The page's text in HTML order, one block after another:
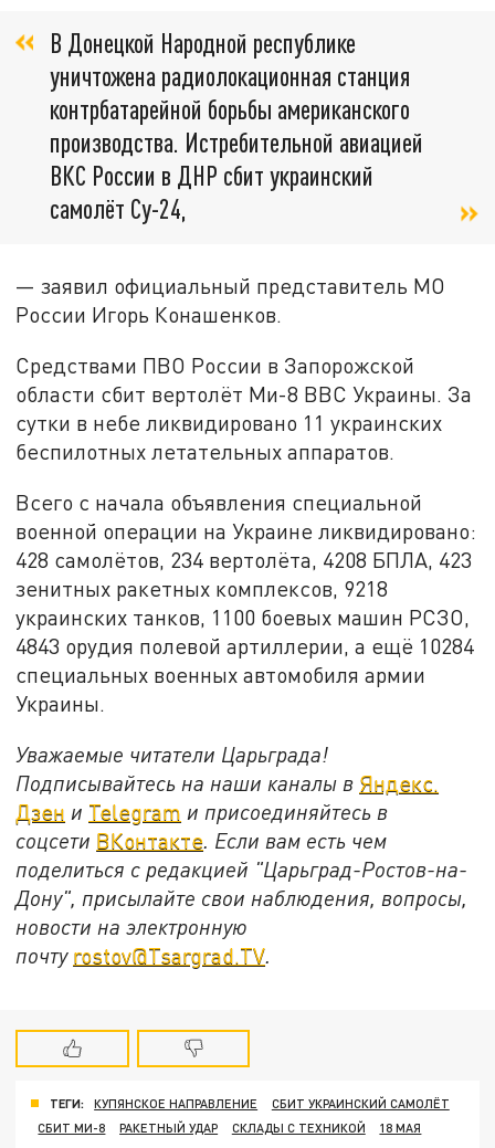
В Донецкой Народной республике
уничтожена радиолокационная станция
контрбатарейной борьбы американского
производства. Истребительной авиацией
ВКС России в ДНР сбит украинский
самолёт Су-24,
— заявил официальный представитель МО
России Игорь Конашенков.
Средствами ПВО России в Запорожской
области сбит вертолёт Ми-8 ВВС Украины. За
сутки в небе ликвидировано 11 украинских
беспилотных летательных аппаратов.
Всего с начала объявления специальной
военной операции на Украине ликвидировано:
428 самолётов, 234 вертолёта, 4208 БПЛА, 423
зенитных ракетных комплексов, 9218
украинских танков, 1100 боевых машин РСЗО,
4843 орудия полевой артиллерии, а ещё 10284
специальных военных автомобиля армии
Украины.
Уважаемые читатели Царьграда!
Подписывайтесь на наши каналы в Яндекс.
Дзен и Telegram и присоединяйтесь в
соцсети ВКонтакте . Если вам есть чем
поделиться с редакцией "Царьград-Ростов-на-
Дону", присылайте свои наблюдения, вопросы,
новости на электронную
почту rostov@Tsargrad.ТV
ТЕГИ: КУПЯНСКОЕ НАПРАВЛЕНИЕ
СБИТ УКРАИНСКИЙ САМОЛЁТ
СБИТ МИ-8
РАКЕТНЫЙ УДАР СКЛАДЫ С ТЕХНИКОЙ
18 МАЯ